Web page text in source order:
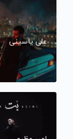
علی یاسینی